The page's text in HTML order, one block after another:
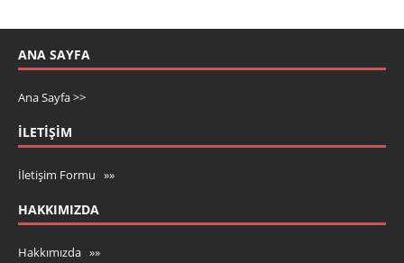
ANA SAYFA
Ana Sayfa >>
İLETIŞIM
İletişim Formu »»
HAKKIMIZDA
Hakkımızda »»